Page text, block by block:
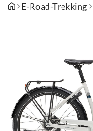
E-Road-Trekking